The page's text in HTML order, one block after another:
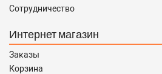
Сотрудничество
Интернет магазин
Заказы
Корзина